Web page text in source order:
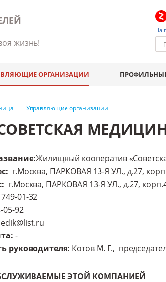
жизнь!
На
ОРГАНИЗАЦИИ
Управляющие организации
:Жилищный кооператив
: г.Москва, ПАРКОВАЯ 13-Я УЛ., д.27,
: г.Москва, ПАРКОВАЯ 13-Я УЛ., д.27,
749-01-32
05-92
: -
руководителя: Котов М. Г.,
ЭТОЙ КОМПАНИЕЙ